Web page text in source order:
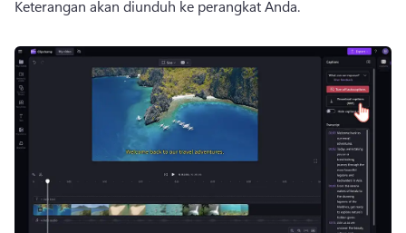
Keterangan akan diunduh ke perangkat Anda.